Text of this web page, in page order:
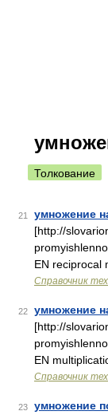
Толкование
21 умножение
[http://
EN reciprocal
Справочник
22 умножение
[http://
EN
Справочник
23 умножение